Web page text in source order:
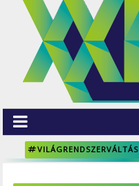
VILÁGRENDSZERVÁLTÁS